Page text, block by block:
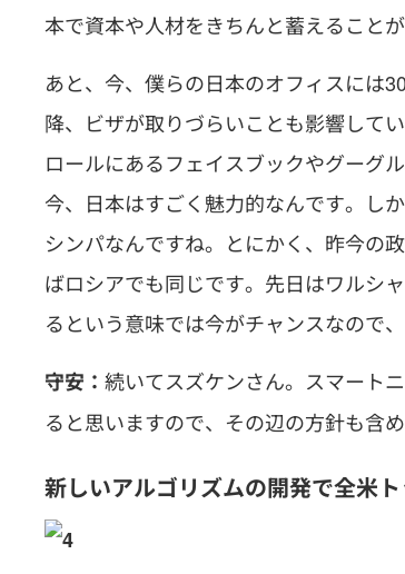
本で資本や人材をきちんと蓄えること
あと、今、僕らの日本のオフィスには
降、ビザが取りづらいことも影響して
ロールにあるフェイスブックやグーグ
今、日本はすごく魅力的なんです。し
シンパなんですね。とにかく、昨今の
ばロシアでも同じです。先日はワルシ
るという意味では今がチャンスなので
守安： 続いてスズケンさん。スマート
ると思いますので、その辺の方針も含め
新しいアルゴリズムの開発で全米